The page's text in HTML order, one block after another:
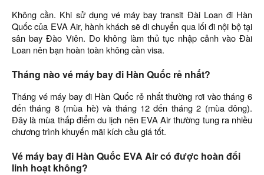
Không cần. Khi sử dụng vé máy bay transit Đài Loan đi Hàn
Quốc của EVA Air, hành khách sẽ di chuyển qua lối đi nội bộ tại
sân bay Đào Viên. Do không làm thủ tục nhập cảnh vào Đài
Loan nên bạn hoàn toàn không cần visa.
Tháng nào vé máy bay đi Hàn Quốc rẻ nhất?
Tháng vé máy bay đi Hàn Quốc rẻ nhất thường rơi vào tháng 6
đến tháng 8 (mùa hè) và tháng 12 đến tháng 2 (mùa đông).
Đây là mùa thấp điểm du lịch nên EVA Air thường tung ra nhiều
chương trình khuyến mãi kích cầu giá tốt.
Vé máy bay đi Hàn Quốc EVA Air có được hoàn đổi
linh hoạt không?